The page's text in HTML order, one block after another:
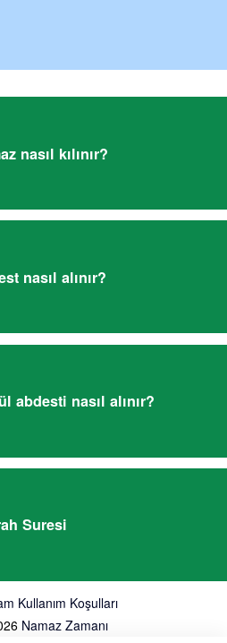
nasıl kılınır?
nasıl alınır?
abdesti nasıl alınır?
Suresi
Kullanım Koşulları
Namaz Zamanı